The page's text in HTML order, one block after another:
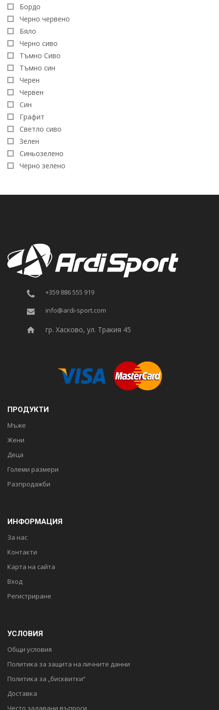
Бордо
Черно червено
Бяло
Черно сиво
Тъмно Сиво
Тъмно син
Черен
Червен
Син
Графит
Светло сиво
Зелен
Синьозеленo
Черно зелено
+359 886 555 919
info@ardi-sport.com
гр. Хасково, ул. Тракия 45
ПРОДУКТИ
Мъже
Жени
Деца
Големи размери
Разпродажби
ИНФОРМАЦИЯ
За нас
Контакти
Карта на сайта
Вход
Регистриране
УСЛОВИЯ
Общи условия
Политика за защита на личните данни
Политика за „бисквитки“
Доставка
Често задавани въпроси